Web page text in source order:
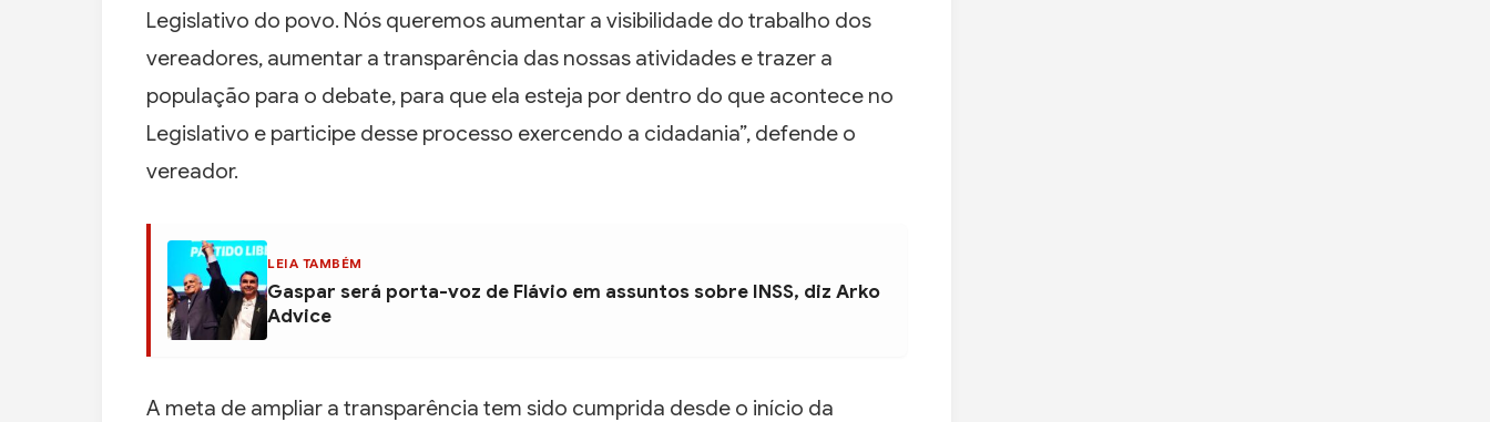
Legislativo do povo. Nós queremos aumentar a visibilidade do trabalho dos
vereadores, aumentar a transparência das nossas atividades e trazer a
população para o debate, para que ela esteja por dentro do que acontece no
Legislativo e participe desse processo exercendo a cidadania”, defende o
vereador.
LEIA TAMBÉM
Gaspar será porta-voz de Flávio em assuntos sobre INSS, diz Arko
Advice
A meta de ampliar a transparência tem sido cumprida desde o início da